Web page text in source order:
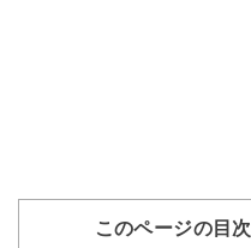
このページの目次